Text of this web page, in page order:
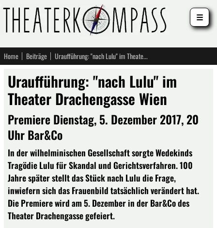
Home Beiträge Uraufführung: "nach Lulu" im Theater Drachengasse Wien
Uraufführung: "nach Lulu" im
Theater Drachengasse Wien
Premiere Dienstag, 5. Dezember 2017, 20
Uhr Bar&Co
In der wilhelminischen Gesellschaft sorgte Wedekinds
Tragödie Lulu für Skandal und Gerichtsverfahren. 100
Jahre später stellt das Stück nach Lulu die Frage,
inwiefern sich das Frauenbild tatsächlich verändert hat.
Die Premiere wird am 5. Dezember in der Bar&Co des
Theater Drachengasse gefeiert.
☰